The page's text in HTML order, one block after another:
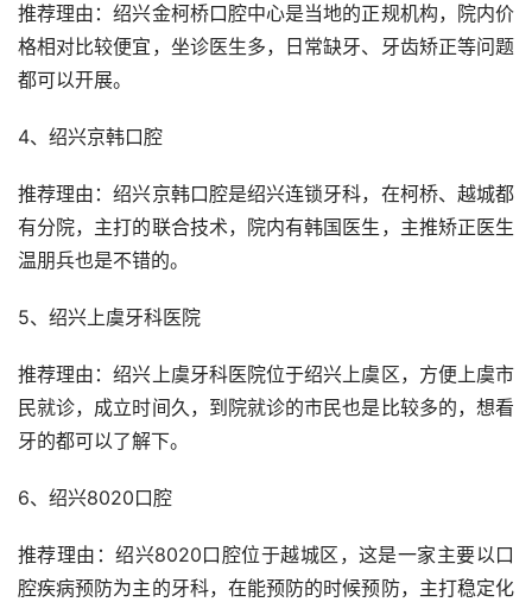
推荐理由：绍兴金柯桥口腔中心是当地的正规机构，院内价
格相对比较便宜，坐诊医生多，日常缺牙、牙齿矫正等问题
都可以开展。
4、绍兴京韩口腔
推荐理由：绍兴京韩口腔是绍兴连锁牙科，在柯桥、越城都
有分院，主打的联合技术，院内有韩国医生，主推矫正医生
温朋兵也是不错的。
5、绍兴上虞牙科医院
推荐理由：绍兴上虞牙科医院位于绍兴上虞区，方便上虞市
民就诊，成立时间久，到院就诊的市民也是比较多的，想看
牙的都可以了解下。
6、绍兴8020口腔
推荐理由：绍兴8020口腔位于越城区，这是一家主要以口
腔疾病预防为主的牙科，在能预防的时候预防，主打稳定化